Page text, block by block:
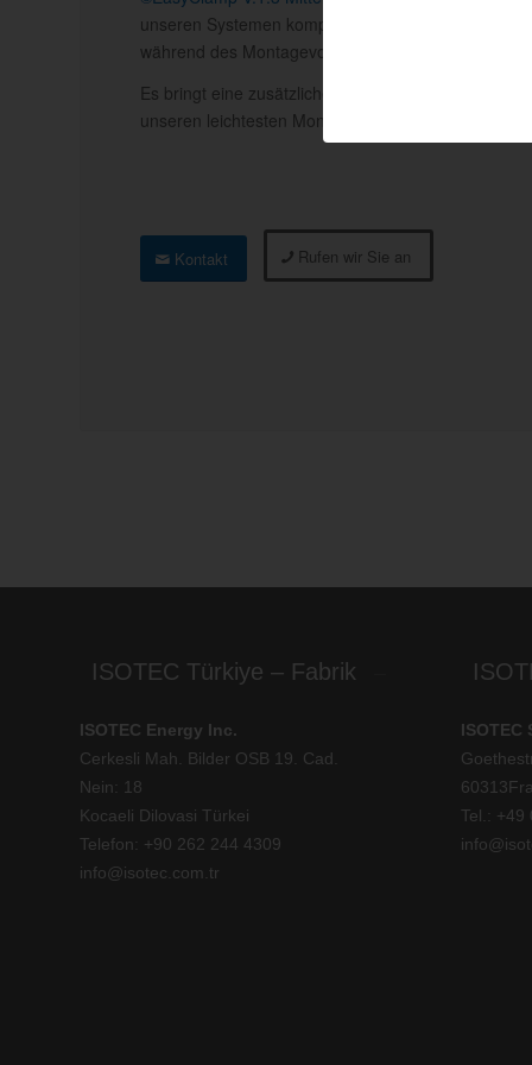
unseren Systemen kompatibel und bieten den
während des Montagevorgangs der Solarmodule.
Es bringt eine zusätzliche Last von 1,4 - 2,4 kg auf
unseren leichtesten Montagesystemen.
Kontakt Rufen wir Sie an
ISOTEC Türkiye – Fabrik
ISOTEC Energy Inc.
Cerkesli Mah. Bilder OSB 19. Cad.
Nein: 18
Kocaeli Dilovasi Türkei
Telefon: +90 262 244 4309
info@isotec.com.tr
ISOTEC
Tel.: +49